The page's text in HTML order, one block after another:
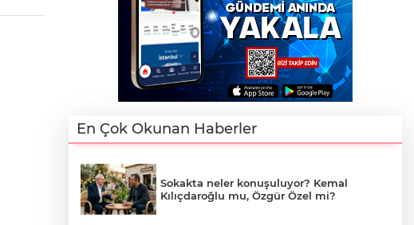
En Çok Okunan Haberler
Sokakta neler konuşuluyor? Kemal
Kılıçdaroğlu mu, Özgür Özel mi?